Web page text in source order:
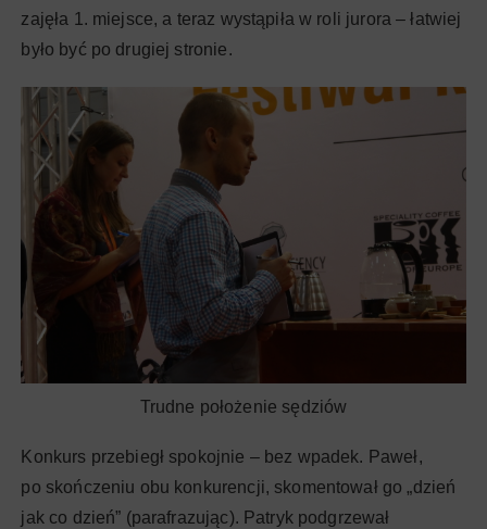
zajęła 1. miejsce, a teraz wystąpiła w roli jurora – łatwiej
było być po drugiej stronie.
Trudne położenie sędziów
Konkurs przebiegł spokojnie – bez wpadek. Paweł,
po skończeniu obu konkurencji, skomentował go „dzień
jak co dzień” (parafrazując). Patryk podgrzewał